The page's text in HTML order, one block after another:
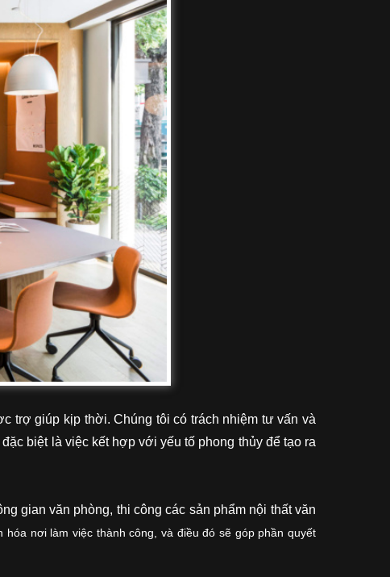
trợ giúp kịp thời. Chúng tôi có trách nhiệm tư vấn và
biệt là việc kết hợp với yếu tố phong thủy để tạo ra
gian văn phòng, thi công các sản phẩm nội thất văn
hóa nơi làm việc thành công, và điều đó sẽ góp phần quyết